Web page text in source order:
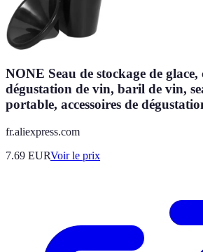
NONE Seau de stockage de
dégustation de vin, baril de vin,
portable, accessoires de
fr.aliexpress.com
7.69 EURVoir le prix